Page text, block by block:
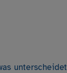
unterscheidet